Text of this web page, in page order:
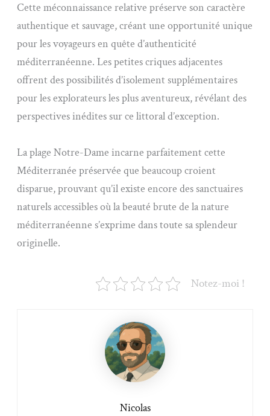
Cette méconnaissance relative préserve son caractère
authentique et sauvage, créant une opportunité unique
pour les voyageurs en quête d’authenticité
méditerranéenne. Les petites criques adjacentes
offrent des possibilités d’isolement supplémentaires
pour les explorateurs les plus aventureux, révélant des
perspectives inédites sur ce littoral d’exception.
La plage Notre-Dame incarne parfaitement cette
Méditerranée préservée que beaucoup croient
disparue, prouvant qu’il existe encore des sanctuaires
naturels accessibles où la beauté brute de la nature
méditerranéenne s’exprime dans toute sa splendeur
originelle.
Notez-moi !
Nicolas